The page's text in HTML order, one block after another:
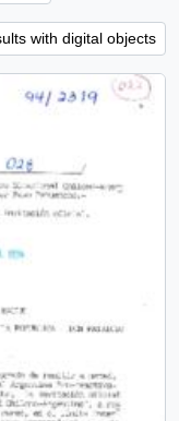
with digital objects